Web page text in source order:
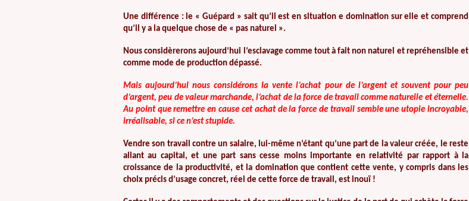
Une différence : le « Guépard » sait qu’il est en situation e domination sur elle et comprend
qu’il y a la quelque chose de « pas naturel ».
Nous considèrerons aujourd’hui l’esclavage comme tout à fait non naturel et repréhensible et
comme mode de production dépassé.
Mais aujourd’hui nous considérons la vente l’achat pour de l’argent et souvent pour peu
d’argent, peu de valeur marchande, l’achat de la force de travail comme naturelle et éternelle.
Au point que remettre en cause cet achat de la force de travail semble une utopie incroyable,
irréalisable, si ce n’est stupide.
Vendre son travail contre un salaire, lui-même n’étant qu’une part de la valeur créée, le reste
allant au capital, et une part sans cesse moins importante en relativité par rapport à la
croissance de la productivité, et la domination que contient cette vente, y compris dans les
choix précis d’usage concret, réel de cette force de travail, est inouï !